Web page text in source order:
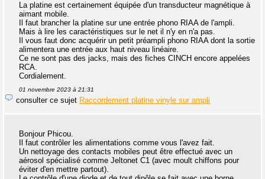
La platine est certainement équipée d'un transducteur magnétique à
aimant mobile.
Il faut brancher la platine sur une entrée phono RIAA de l'ampli.
Mais à lire les caractéristiques sur le net il n'y en n'a pas.
Il vous faut donc acquérir un petit préampli phono RIAA dont la sortie
alimentera une entrée aux haut niveau linéaire.
Ce ne sont pas des jacks, mais des fiches CINCH encore appelées
RCA.
Cordialement.
01 novembre 2023 à 21:31
consulter ce sujet Raccordement platine vinyle sur ampli
Bonjour Phicou.
Il faut contrôler les alimentations comme vous l'avez fait.
Un nettoyage des contacts mobiles peut être effectué avec un
aérosol spécialisé comme Jeltonet C1 (avec moult chiffons pour
éviter d'en mettre partout).